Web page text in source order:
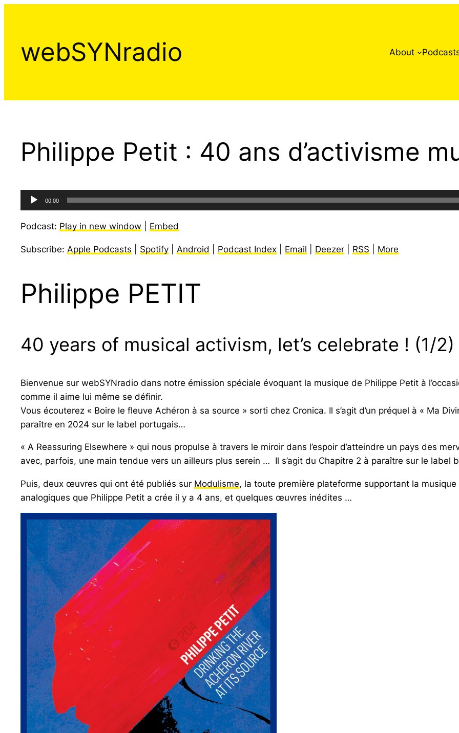
webSYNradio About
Philippe Petit : 40 ans d’activisme
Lecteur
audio
00:00
Podcast: Play in new window Embed
Subscribe: Apple Podcasts Spotify Android Podcast Index Email Deezer RSS More
Philippe PETIT
40 years of musical activism, let’s celebrate ! (1/2)
Bienvenue sur webSYNradio dans notre émission spéciale évoquant la musique de Philippe Petit à
comme il aime lui même se définir.
Vous écouterez « Boire le fleuve Achéron à sa source » sorti chez Cronica. Il s’agit d’un préquel à « Ma
paraître en 2024 sur le label portugais…
« A Reassuring Elsewhere » qui nous propulse à travers le miroir dans l’espoir d’atteindre un pays des
avec, parfois, une main tendue vers un ailleurs plus serein … Il s’agit du Chapitre 2 à paraître sur le label
Puis, deux œuvres qui ont été publiés sur Modulisme, la toute première plateforme supportant la
analogiques que Philippe Petit a crée il y a 4 ans, et quelques œuvres inédites …